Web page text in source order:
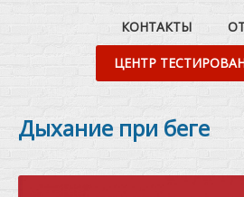
КОНТАКТЫ
ЦЕНТР
Дыхание при беге